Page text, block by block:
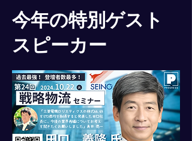
今年の特別ゲスト
スピーカー